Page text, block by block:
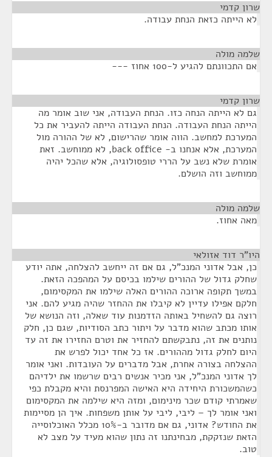
שרון קדמי
לא הייתה כזאת הנחת עבודה.
שלמה מולה
אם התכוונתם להגיע ל-100 אחוז ---
שרון קדמי
גם לא הייתה הנחה כזו. הנחת העבודה, אני שוב אומר מה
הייתה הנחת העבודה. הנחת העבודה הייתה להעביר את כל
המערכת למחשב. הווה אומר שהרישום, לא של ההורה מול
המערכת, אלא אנחנו ב- back office, לא ממוחשב. זאת
אומרת שלא נשב על הררי טופסולוגיה, אלא שהכל יהיה
ממוחשב וזה הושלם.
שלמה מולה
מאה אחוז.
היו"ר דוד אזולאי
כן, אבל אדוני המנכ"ל, גם אם זה ייחשב להצלחה, אתה יודע
שחלק גדול של ההורים שילמו בכיסם על המהפכה הזאת.
במשך תקופה ארוכה ההורים האלה שילמו את המקסימום,
חלקם אפילו עדיין לא קיבלו את ההחזר שהיה מגיע להם. אני
רוצה גם להשחיל באותה הזדמנות עוד שאלה, וזה הנושא של
אותו מכתב שהוא מדבר על ויתור כתב הסודיות, שגם כן, חלק
נותנים את זה, נתבקשתם להחזיר את וטרם החזירו את זה עד
היום לחלק גדול מההורים. אז כל אחד יכול לפרש את
ההצלחה בצורה אחרת, אבל מדברים על העובדות. ואני אומר
לך אדוני המנכ"ל, אני מכיר אנשים רבים שרשמו את ילדיהם
כשהמשכורת היחידה היא האישה המפרנסת והיא מקבלת כפי
שאמרתי קודם שכר מינימום, ומזה היא שילמה את המקסימום
ואני אומר לך – ליבי, ליבי על אותן משפחות. איך הן מסיימות
את החודש? אדוני, גם אם מדובר ב-10% מכלל האוכלוסייה
הזאת שנזקקת, מבחינתנו זה נתון שהוא מעיד על מצב לא
טוב.